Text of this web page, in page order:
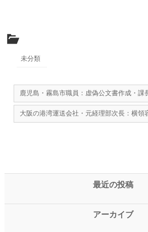
未分類
鹿児島・霧島市職員：虚偽公文書作成・課
大阪の港湾運送会社・元経理部次長：横領
最近の投稿
アーカイブ